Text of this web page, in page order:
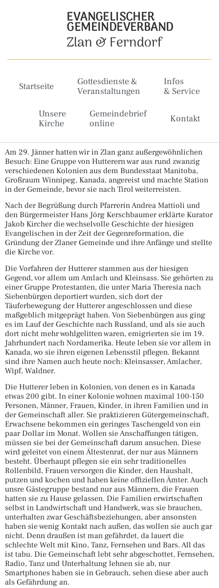
EVANGELISCHER
GEMEINDEVERBAND
Zlan & Ferndorf
Startseite
Gottesdienste &
Veranstaltungen
Infos
& Service
Unsere
Kirche
Gemeindebrief
online
Kontakt
Am 29. Jänner hatten wir in Zlan ganz außergewöhnlichen
Besuch: Eine Gruppe von Hutterern war aus rund zwanzig
verschiedenen Kolonien aus dem Bundesstaat Manitoba,
Großraum Winnipeg, Kanada, angereist und machte Station
in der Gemeinde, bevor sie nach Tirol weiterreisten.
Nach der Begrüßung durch Pfarrerin Andrea Mattioli und
den Bürgermeister Hans Jörg Kerschbaumer erklärte Kurator
Jakob Kircher die wechselvolle Geschichte der hiesigen
Evangelischen in der Zeit der Gegenreformation, die
Gründung der Zlaner Gemeinde und ihre Anfänge und stellte
die Kirche vor.
Die Vorfahren der Hutterer stammen aus der hiesigen
Gegend, vor allem um Amlach und Kleinsass. Sie gehörten zu
einer Gruppe Protestanten, die unter Maria Theresia nach
Siebenbürgen deportiert wurden, sich dort der
Täuferbewegung der Hutterer angeschlossen und diese
maßgeblich mitgeprägt haben. Von Siebenbürgen aus ging
es im Lauf der Geschichte nach Russland, und als sie auch
dort nicht mehr wohlgelitten waren, emigrierten sie im 19.
Jahrhundert nach Nordamerika. Heute leben sie vor allem in
Kanada, wo sie ihren eigenen Lebensstil pflegen. Bekannt
sind ihre Namen auch heute noch: Kleinsasser, Amlacher,
Wipf, Waldner.
Die Hutterer leben in Kolonien, von denen es in Kanada
etwas 200 gibt. In einer Kolonie wohnen maximal 100-150
Personen, Männer, Frauen, Kinder, in ihren Familien und in
der Gemeinschaft aller. Sie praktizieren Gütergemeinschaft,
Erwachsene bekommen ein geringes Taschengeld von ein
paar Dollar im Monat. Wollen sie Anschaffungen tätigen,
müssen sie bei der Gemeinschaft darum ansuchen. Diese
wird geleitet von einem Ältestenrat, der nur aus Männern
besteht. Überhaupt pflegen sie ein sehr traditionelles
Rollenbild, Frauen versorgen die Kinder, den Haushalt,
putzen und kochen und haben keine offiziellen Ämter. Auch
unsre Gästegruppe bestand nur aus Männern, die Frauen
hatten sie zu Hause gelassen. Die Familien erwirtschaften
selbst in Landwirtschaft und Handwerk, was sie brauchen,
unterhalten zwar Geschäftsbeziehungen, aber ansonsten
haben sie wenig Kontakt nach außen, das wollen sie auch gar
nicht. Denn draußen ist man gefährdet, da lauert die
schlechte Welt mit Kino, Tanz, Fernsehen und Bars. All das
ist tabu. Die Gemeinschaft lebt sehr abgeschottet, Fernsehen,
Radio, Tanz und Unterhaltung lehnen sie ab, nur
Smartphones haben sie in Gebrauch, sehen diese aber auch
als Gefährdung an.